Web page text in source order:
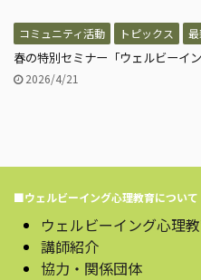
コミュニティ活動 トピックス
春の特別セミナー「ウェルビーイ
2026/4/21
■ウェルビーイング心理教育について
ウェルビーイング心理
講師紹介
協力・関係団体